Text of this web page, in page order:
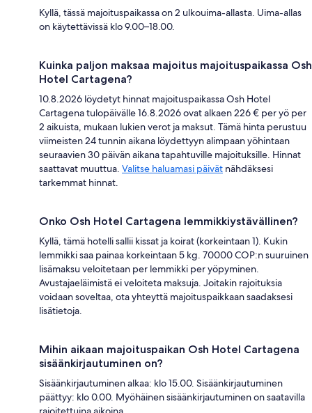
Kyllä, tässä majoituspaikassa on 2 ulkouima-allasta. Uima-allas
on käytettävissä klo 9.00–18.00.
Kuinka paljon maksaa majoitus majoituspaikassa Osh
Hotel Cartagena?
10.8.2026 löydetyt hinnat majoituspaikassa Osh Hotel
Cartagena tulopäivälle 16.8.2026 ovat alkaen 226 € per yö per
2 aikuista, mukaan lukien verot ja maksut. Tämä hinta perustuu
viimeisten 24 tunnin aikana löydettyyn alimpaan yöhintaan
seuraavien 30 päivän aikana tapahtuville majoituksille. Hinnat
saattavat muuttua. Valitse haluamasi päivät nähdäksesi
tarkemmat hinnat.
Onko Osh Hotel Cartagena lemmikkiystävällinen?
Kyllä, tämä hotelli sallii kissat ja koirat (korkeintaan 1). Kukin
lemmikki saa painaa korkeintaan 5 kg. 70000 COP:n suuruinen
lisämaksu veloitetaan per lemmikki per yöpyminen.
Avustajaeläimistä ei veloiteta maksuja. Joitakin rajoituksia
voidaan soveltaa, ota yhteyttä majoituspaikkaan saadaksesi
lisätietoja.
Mihin aikaan majoituspaikan Osh Hotel Cartagena
sisäänkirjautuminen on?
Sisäänkirjautuminen alkaa: klo 15.00. Sisäänkirjautuminen
päättyy: klo 0.00. Myöhäinen sisäänkirjautuminen on saatavilla